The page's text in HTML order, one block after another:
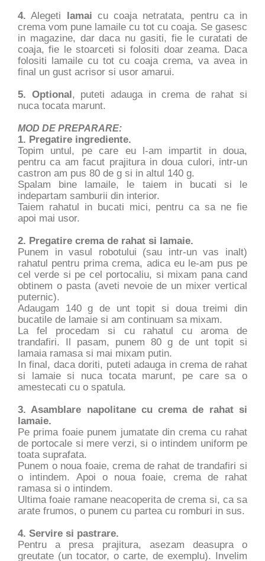
4. Alegeti lamai cu coaja netratata, pentru ca in
crema vom pune lamaile cu tot cu coaja. Se gasesc
in magazine, dar daca nu gasiti, fie le curatati de
coaja, fie le stoarceti si folositi doar zeama. Daca
folositi lamaile cu tot cu coaja crema, va avea in
final un gust acrisor si usor amarui.
5. Optional, puteti adauga in crema de rahat si
nuca tocata marunt.
MOD DE PREPARARE:
1. Pregatire ingrediente.
Topim untul, pe care eu l-am impartit in doua,
pentru ca am facut prajitura in doua culori, intr-un
castron am pus 80 de g si in altul 140 g.
Spalam bine lamaile, le taiem in bucati si le
indepartam samburii din interior.
Taiem rahatul in bucati mici, pentru ca sa ne fie
apoi mai usor.
2. Pregatire crema de rahat si lamaie.
Punem in vasul robotului (sau intr-un vas inalt)
rahatul pentru prima crema, adica eu le-am pus pe
cel verde si pe cel portocaliu, si mixam pana cand
obtinem o pasta (aveti nevoie de un mixer vertical
puternic).
Adaugam 140 g de unt topit si doua treimi din
bucatile de lamaie si am continuam sa mixam.
La fel procedam si cu rahatul cu aroma de
trandafiri. Il pasam, punem 80 g de unt topit si
lamaia ramasa si mai mixam putin.
In final, daca doriti, puteti adauga in crema de rahat
si lamaie si nuca tocata marunt, pe care sa o
amestecati cu o spatula.
3. Asamblare napolitane cu crema de rahat si
lamaie.
Pe prima foaie punem jumatate din crema cu rahat
de portocale si mere verzi, si o intindem uniform pe
toata suprafata.
Punem o noua foaie, crema de rahat de trandafiri si
o intindem. Apoi o noua foaie, crema de rahat
ramasa si o intindem.
Ultima foaie ramane neacoperita de crema si, ca sa
arate frumos, o punem cu partea cu romburi in sus.
4. Servire si pastrare.
Pentru a presa prajitura, asezam deasupra o
greutate (un tocator, o carte, de exemplu). Invelim